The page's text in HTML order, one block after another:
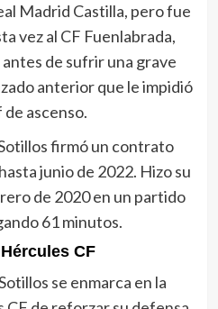
Madrid Castilla, pero fue
vez al CF Fuenlabrada,
de sufrir una grave
anterior que le impidió
ascenso.
firmó un contrato
junio de 2022. Hizo su
de 2020 en un partido
61 minutos.
CF
se enmarca en la